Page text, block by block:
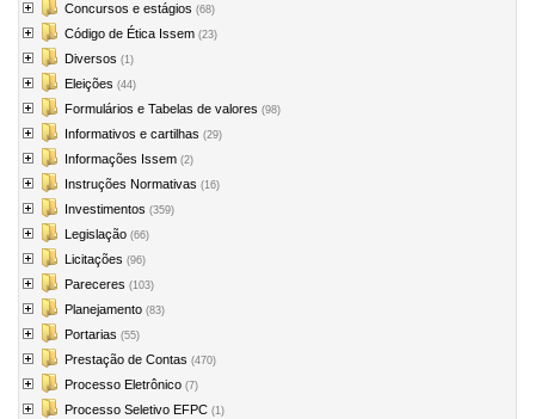
Concursos e estágios (68)
Código de Ética Issem (23)
Diversos (1)
Eleições (44)
Formulários e Tabelas de valores (98)
Informativos e cartilhas (29)
Informações Issem (2)
Instruções Normativas (16)
Investimentos (359)
Legislação (66)
Licitações (96)
Pareceres (103)
Planejamento (83)
Portarias (55)
Prestação de Contas (470)
Processo Eletrônico (7)
Processo Seletivo EFPC (1)